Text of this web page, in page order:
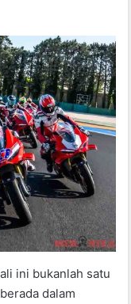
ini bukanlah satu
dalam